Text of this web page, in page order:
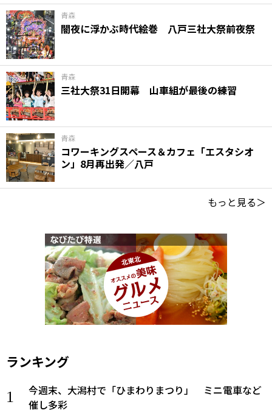
青森
闇夜に浮かぶ時代絵巻 八戸三社大祭前夜祭
青森
三社大祭31日開幕 山車組が最後の練習
青森
コワーキングスペース＆カフェ「エスタシオ
ン」8月再出発／八戸
もっと見る＞
ランキング
今週末、大潟村で「ひまわりまつり」 ミニ電車など
催し多彩